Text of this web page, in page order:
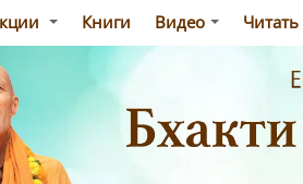
Книги Видео Читать